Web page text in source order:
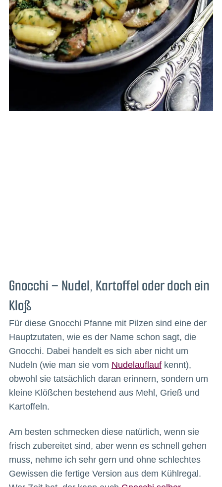
Gnocchi – Nudel, Kartoffel oder doch ein
Kloß
Für diese Gnocchi Pfanne mit Pilzen sind eine der
Hauptzutaten, wie es der Name schon sagt, die
Gnocchi. Dabei handelt es sich aber nicht um
Nudeln (wie man sie vom Nudelauflaufkennt),
obwohl sie tatsächlich daran erinnern, sondern um
kleine Klößchen bestehend aus Mehl, Grieß und
Kartoffeln.
Am besten schmecken diese natürlich, wenn sie
frisch zubereitet sind, aber wenn es schnell gehen
muss, nehme ich sehr gern und ohne schlechtes
Gewissen die fertige Version aus dem Kühlregal.